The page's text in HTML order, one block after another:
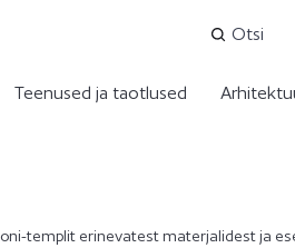
Otsi
Teenused ja taotlused
templit erinevatest materjalidest ja